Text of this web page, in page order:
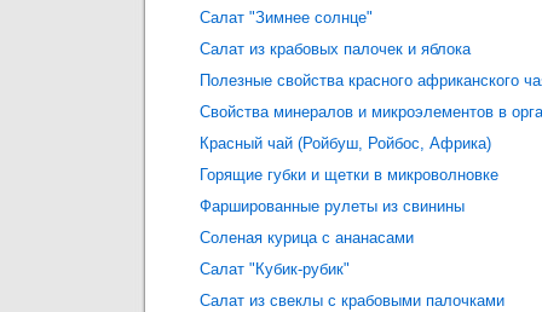
Салат "Зимнее солнце"
Салат из крабовых палочек и яблока
Полезные свойства красного африканского
Свойства минералов и микроэлементов в
Красный чай (Ройбуш, Ройбос, Африка)
Горящие губки и щетки в микроволновке
Фаршированные рулеты из свинины
Соленая курица с ананасами
Салат "Кубик-рубик"
Салат из свеклы с крабовыми палочками